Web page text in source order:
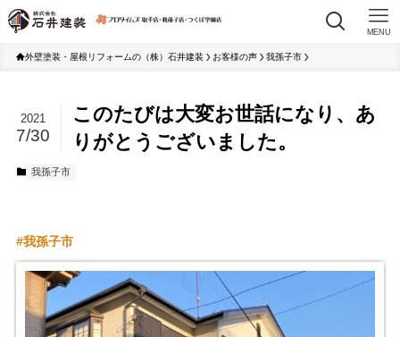
MENU
外壁塗装・屋根リフォームの（株）石井建装 お客様の声 我孫子市
このたびは大変お世話になり、あ
りがとうございました。
2021
7/30
我孫子市
我孫子市